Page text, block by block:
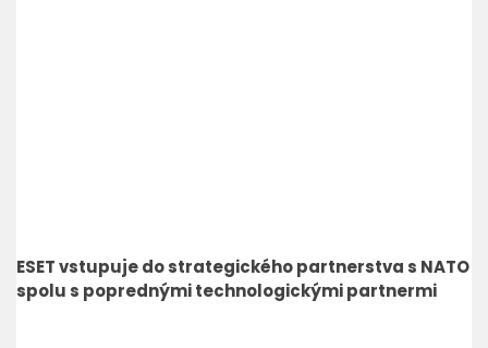
ESET vstupuje do strategického partnerstva s NATO
spolu s poprednými technologickými partnermi